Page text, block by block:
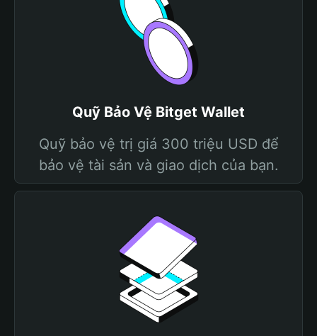
Quỹ Bảo Vệ Bitget Wallet
Quỹ bảo vệ trị giá 300 triệu USD để
bảo vệ tài sản và giao dịch của bạn.